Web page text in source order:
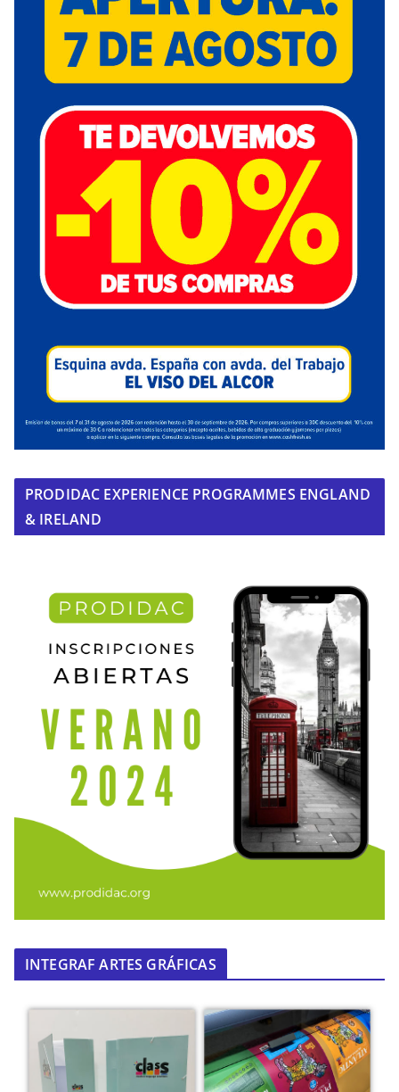
PRODIDAC EXPERIENCE PROGRAMMES ENGLAND
& IRELAND
INTEGRAF ARTES GRÁFICAS